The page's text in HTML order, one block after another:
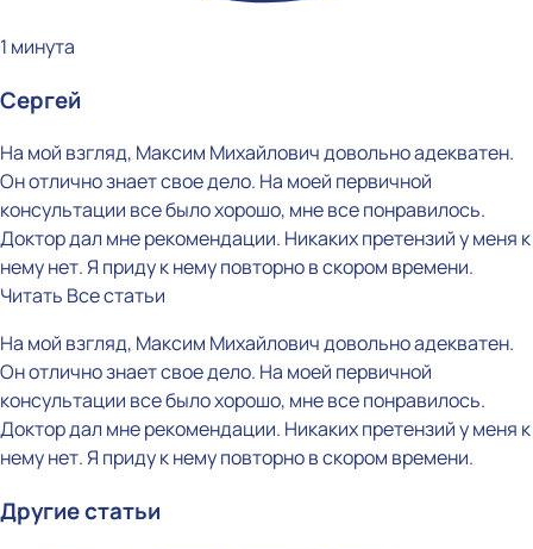
1 минута
Сергей
На мой взгляд, Максим Михайлович довольно адекватен.
Он отлично знает свое дело. На моей первичной
консультации все было хорошо, мне все понравилось.
Доктор дал мне рекомендации. Никаких претензий у меня к
нему нет. Я приду к нему повторно в скором времени.
Читать Все статьи
На мой взгляд, Максим Михайлович довольно адекватен.
Он отлично знает свое дело. На моей первичной
консультации все было хорошо, мне все понравилось.
Доктор дал мне рекомендации. Никаких претензий у меня к
нему нет. Я приду к нему повторно в скором времени.
Другие статьи